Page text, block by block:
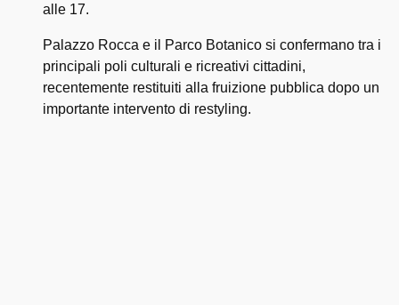
alle 17.
Palazzo Rocca e il Parco Botanico si confermano tra i
principali poli culturali e ricreativi cittadini,
recentemente restituiti alla fruizione pubblica dopo un
importante intervento di restyling.